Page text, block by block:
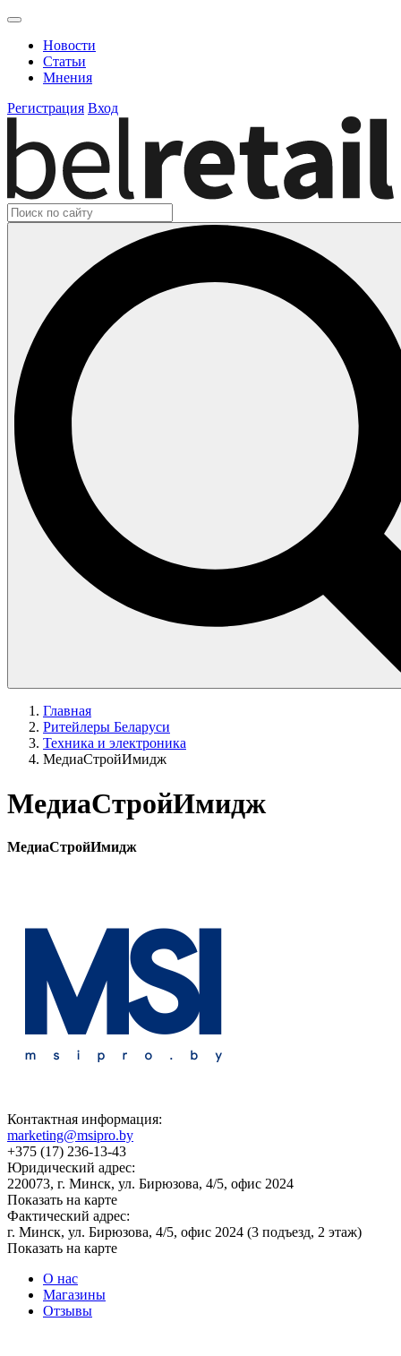
Новости
Статьи
Мнения
Регистрация Вход
Главная
Ритейлеры Беларуси
Техника и электроника
МедиаСтройИмидж
МедиаСтройИмидж
МедиаСтройИмидж
Контактная информация:
marketing@msipro.by
+375 (17) 236-13-43
Юридический адрес:
220073, г. Минск, ул. Бирюзова, 4/5, офис 2024
Показать на карте
Фактический адрес:
г. Минск, ул. Бирюзова, 4/5, офис 2024 (3 подъезд, 2 этаж)
Показать на карте
О нас
Магазины
Отзывы